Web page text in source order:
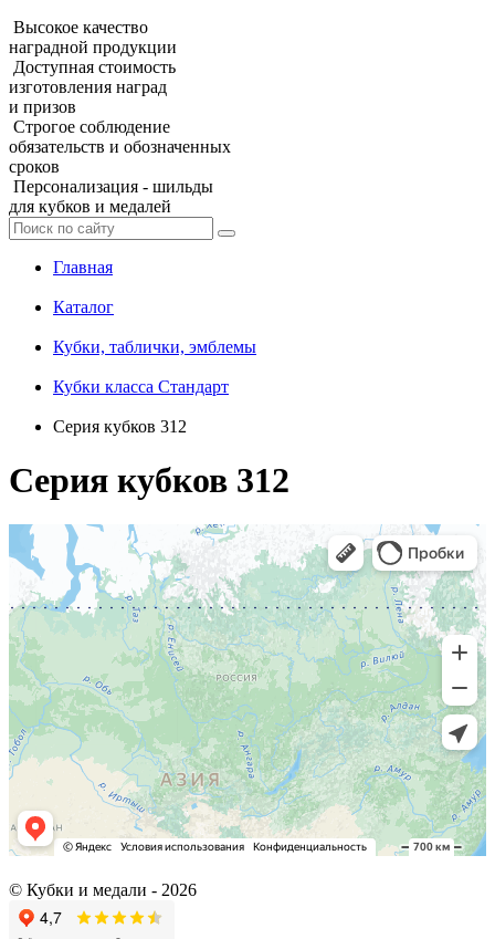
Высокое качество
наградной продукции
Доступная стоимость
изготовления наград
и призов
Строгое соблюдение
обязательств и обозначенных
сроков
Персонализация - шильды
для кубков и медалей
Главная
Каталог
Кубки, таблички, эмблемы
Кубки класса Стандарт
Серия кубков 312
Серия кубков 312
© Кубки и медали - 2026